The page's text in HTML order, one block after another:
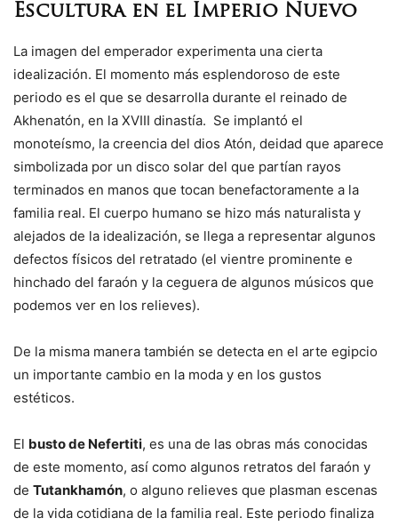
Escultura en el Imperio Nuevo
La imagen del emperador experimenta una cierta
idealización. El momento más esplendoroso de este
periodo es el que se desarrolla durante el reinado de
Akhenatón, en la XVIII dinastía. Se implantó el
monoteísmo, la creencia del dios Atón, deidad que aparece
simbolizada por un disco solar del que partían rayos
terminados en manos que tocan benefactoramente a la
familia real. El cuerpo humano se hizo más naturalista y
alejados de la idealización, se llega a representar algunos
defectos físicos del retratado (el vientre prominente e
hinchado del faraón y la ceguera de algunos músicos que
podemos ver en los relieves).
De la misma manera también se detecta en el arte egipcio
un importante cambio en la moda y en los gustos
estéticos.
El busto de Nefertiti, es una de las obras más conocidas
de este momento, así como algunos retratos del faraón y
de Tutankhamón, o alguno relieves que plasman escenas
de la vida cotidiana de la familia real. Este periodo finaliza